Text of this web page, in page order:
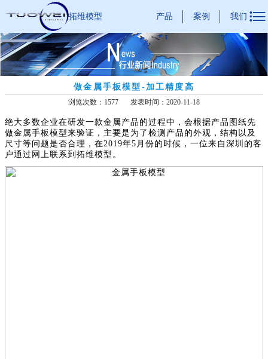
拓维模型 产品 案例 我们 
做金属手板模型-加工精度高
浏览次数：1577 发表时间：2020-11-18
绝大多数企业在研发一款金属产品的过程中，会根据产品图纸先
做金属手板模型来验证，主要是为了检测产品的外观，结构以及
尺寸等问题是否合理，在2019年5月份的时候，一位来自深圳的客
户通过网上联系到拓维模型。